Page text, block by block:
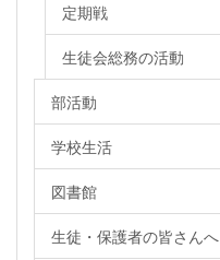
定期戦
生徒会総務の活動
部活動
学校生活
図書館
生徒・保護者の皆さんへ